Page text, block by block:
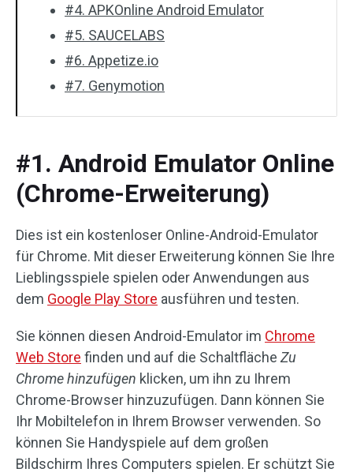
#4. APKOnline Android Emulator
#5. SAUCELABS
#6. Appetize.io
#7. Genymotion
#1. Android Emulator Online
(Chrome-Erweiterung)
Dies ist ein kostenloser Online-Android-Emulator
für Chrome. Mit dieser Erweiterung können Sie Ihre
Lieblingsspiele spielen oder Anwendungen aus
dem Google Play Store ausführen und testen.
Sie können diesen Android-Emulator im Chrome
Web Store finden und auf die Schaltfläche Zu
Chrome hinzufügen klicken, um ihn zu Ihrem
Chrome-Browser hinzuzufügen. Dann können Sie
Ihr Mobiltelefon in Ihrem Browser verwenden. So
können Sie Handyspiele auf dem großen
Bildschirm Ihres Computers spielen. Er schützt Sie